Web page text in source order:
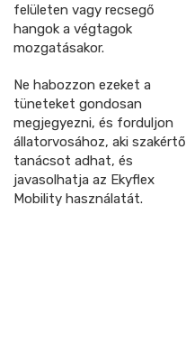
felületen vagy recsegő
hangok a végtagok
mozgatásakor.
Ne habozzon ezeket a
tüneteket gondosan
megjegyezni, és forduljon
állatorvosához, aki
tanácsot adhat, és
javasolhatja az Ekyflex
Mobility használatát.